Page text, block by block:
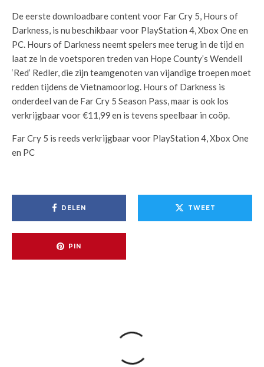
De eerste downloadbare content voor Far Cry 5, Hours of
Darkness, is nu beschikbaar voor PlayStation 4, Xbox One en
PC. Hours of Darkness neemt spelers mee terug in de tijd en
laat ze in de voetsporen treden van Hope County’s Wendell
‘Red’ Redler, die zijn teamgenoten van vijandige troepen moet
redden tijdens de Vietnamoorlog. Hours of Darkness is
onderdeel van de Far Cry 5 Season Pass, maar is ook los
verkrijgbaar voor €11,99en is tevens speelbaar in coöp.
Far Cry 5 is reeds verkrijgbaar voor PlayStation 4, Xbox One
en PC
DELEN TWEET
PIN